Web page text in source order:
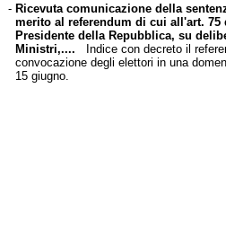
- Ricevuta comunicazione della
merito al referendum di cui all'art. 75
Presidente della Repubblica, su
Ministri,.... Indice con decreto il
convocazione degli elettori in una
15 giugno.